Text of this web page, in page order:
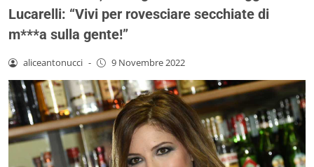
Lucarelli: “Vivi per rovesciare secchiate di
m***a sulla gente!”
aliceantonucci - 9 Novembre 2022